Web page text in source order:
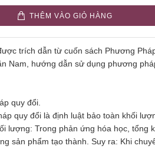
THÊM VÀO GIỎ HÀNG
trích dẫn từ cuốn sách Phương
Nam, hướng dẫn sử dụng phương
quy đổi.
quy đổi là định luật bảo toàn khối
lượng: Trong phản ứng hóa học, tổng
sản phẩm tạo thành. Suy ra: Khi